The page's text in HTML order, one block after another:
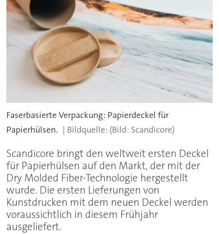
Faserbasierte Verpackung: Papierdeckel für
Papierhülsen.
(Bild: Scandicore)
Scandicore bringt den weltweit ersten Deckel
für Papierhülsen auf den Markt, der mit der
Dry Molded Fiber-Technologie hergestellt
wurde. Die ersten Lieferungen von
Kunstdrucken mit dem neuen Deckel werden
voraussichtlich in diesem Frühjahr
ausgeliefert.